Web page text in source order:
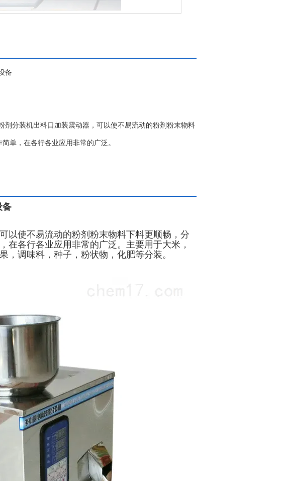
备
剂分装机​出料口加装震动器，可以使不易流动的粉剂粉末物料
单，在各行各业应用非常的广泛。
备
以使不易流动的粉剂粉末物料下料更顺畅，分
在各行各业应用非常的广泛。主要用于大米，
，调味料，种子，粉状物，化肥等分装。